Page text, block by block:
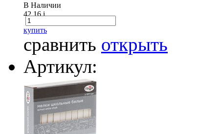
В Наличии
42.16i
купить
сравнить открыть
Артикул: